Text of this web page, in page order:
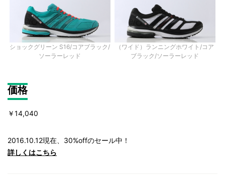
ショックグリーン S16/コアブラック/
ソーラーレッド
（ワイド）ランニングホワイト/コア
ブラック/ソーラーレッド
価格
￥14,040
2016.10.12現在、30%offのセール中！
詳しくはこちら